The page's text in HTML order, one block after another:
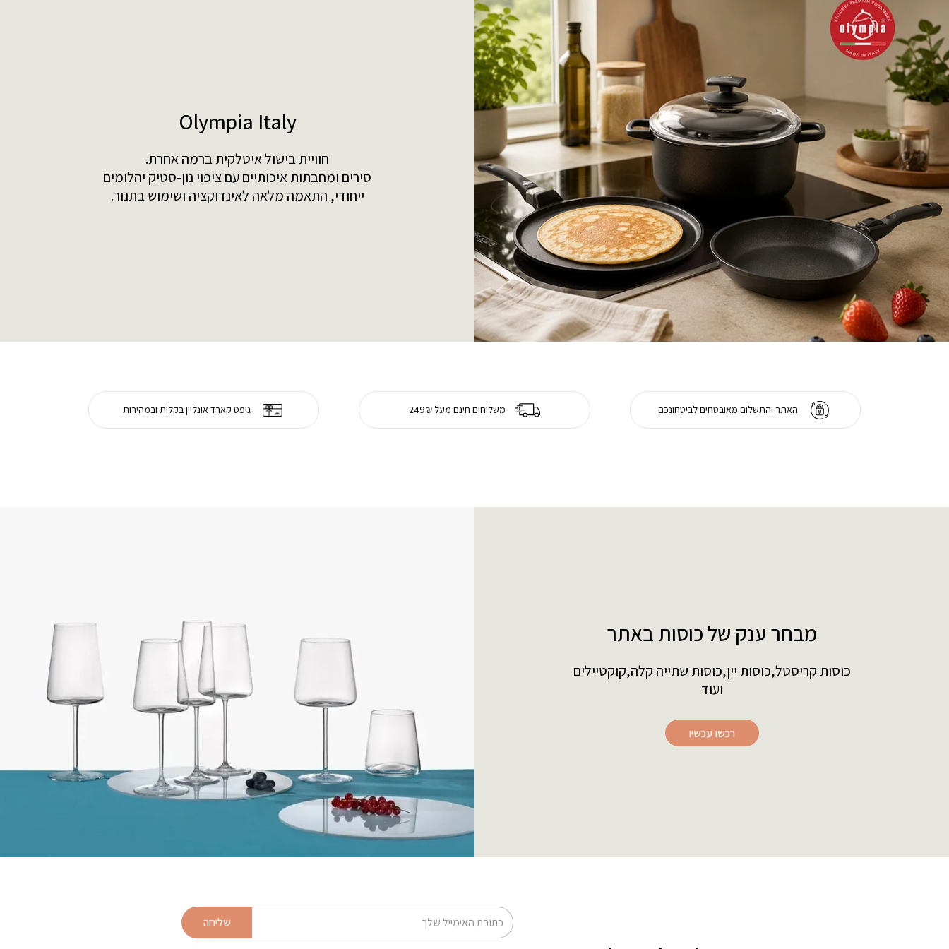
Olympia Italy
חוויית בישול איטלקית ברמה אחרת.
סירים ומחבתות איכותיים עם ציפוי נון-סטיק יהלומים
ייחודי, התאמה מלאה לאינדוקציה ושימוש בתנור.
האתר והתשלום מאובטחים לביטחונכם משלוחים חינם מעל 249₪ גיפט קארד אונליין בקלות ובמהירות
מבחר ענק של כוסות באתר
כוסות קריסטל,כוסות יין,כוסות שתייה קלה,קוקטיילים
ועוד
רכשו עכשיו
דוא׳׳ל
שליחה